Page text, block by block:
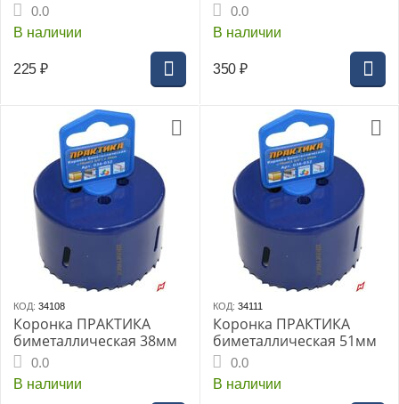
0.0
В наличии
225 ₽
0.0
В наличии
350 ₽
КОД: 34108
Коронка ПРАКТИКА
биметаллическая 38мм
0.0
В наличии
КОД: 34111
Коронка ПРАКТИКА
биметаллическая 51мм
0.0
В наличии